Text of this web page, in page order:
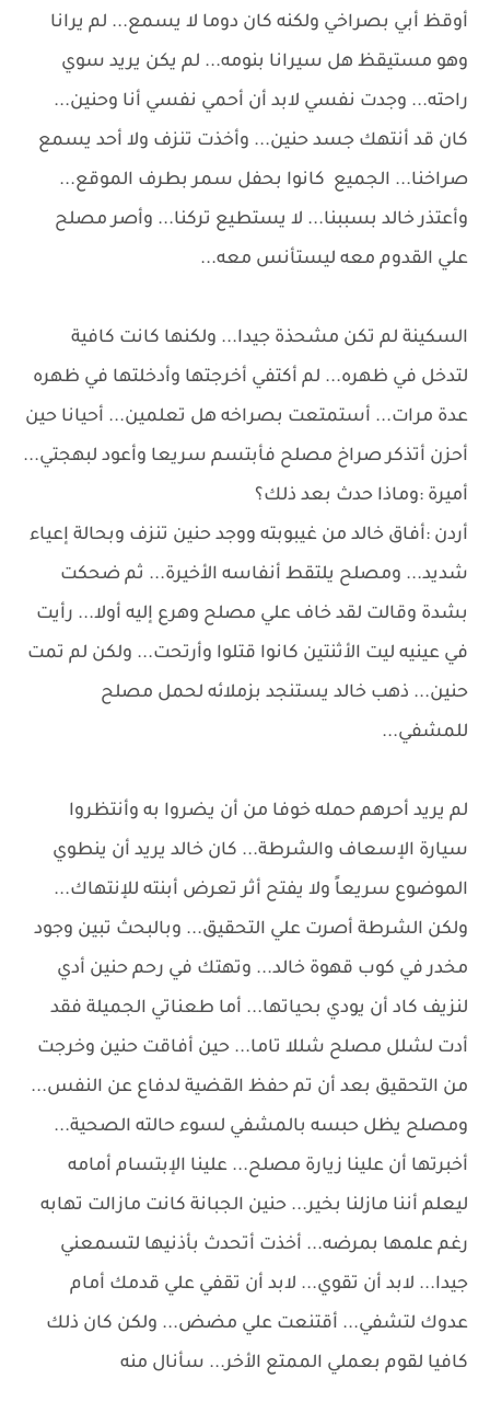
أوقظ أبي بصراخي ولكنه كان دوما لا يسمع... لم يرانا
وهو مستيقظ هل سيرانا بنومه... لم يكن يريد سوي
راحته... وجدت نفسي لابد أن أحمي نفسي أنا وحنين...
كان قد أنتهك جسد حنين... وأخذت تنزف ولا أحد يسمع
صراخنا... الجميع كانوا بحفل سمر بطرف الموقع...
وأعتذر خالد بسببنا... لا يستطيع تركنا... وأصر مصلح
علي القدوم معه ليستأنس معه...
السكينة لم تكن مشحذة جيدا... ولكنها كانت كافية
لتدخل في ظهره... لم أكتفي أخرجتها وأدخلتها في ظهره
عدة مرات... أستمتعت بصراخه هل تعلمين... أحيانا حين
أحزن أتذكر صراخ مصلح فأبتسم سريعا وأعود لبهجتي...
أميرة :وماذا حدث بعد ذلك؟
أردن :أفاق خالد من غيبوبته ووجد حنين تنزف وبحالة إعياء
شديد... ومصلح يلتقط أنفاسه الأخيرة... ثم ضحكت
بشدة وقالت لقد خاف علي مصلح وهرع إليه أولا... رأيت
في عينيه ليت الأثنتين كانوا قتلوا وأرتحت... ولكن لم تمت
حنين... ذهب خالد يستنجد بزملائه لحمل مصلح
للمشفي...
لم يريد أحرهم حمله خوفا من أن يضروا به وأنتظروا
سيارة الإسعاف والشرطة... كان خالد يريد أن ينطوي
الموضوع سريعاً ولا يفتح أثر تعرض أبنته للإنتهاك...
ولكن الشرطة أصرت علي التحقيق... وبالبحث تبين وجود
مخدر في كوب قهوة خالد... وتهتك في رحم حنين أدي
لنزيف كاد أن يودي بحياتها... أما طعناتي الجميلة فقد
أدت لشلل مصلح شللا تاما... حين أفاقت حنين وخرجت
من التحقيق بعد أن تم حفظ القضية لدفاع عن النفس...
ومصلح يظل حبسه بالمشفي لسوء حالته الصحية...
أخبرتها أن علينا زيارة مصلح... علينا الإبتسام أمامه
ليعلم أننا مازلنا بخير... حنين الجبانة كانت مازالت تهابه
رغم علمها بمرضه... أخذت أتحدث بأذنيها لتسمعني
جيدا... لابد أن تقوي... لابد أن تقفي علي قدمك أمام
عدوك لتشفي... أقتنعت علي مضض... ولكن كان ذلك
كافيا لقوم بعملي الممتع الأخر... سأنال منه